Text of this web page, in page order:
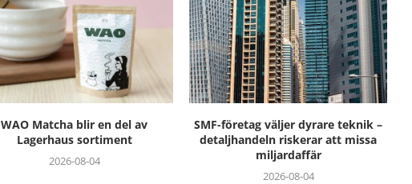
WAO Matcha blir en del av
Lagerhaus sortiment
2026-08-04
SMF-företag väljer dyrare teknik –
detaljhandeln riskerar att missa
miljardaffär
2026-08-04